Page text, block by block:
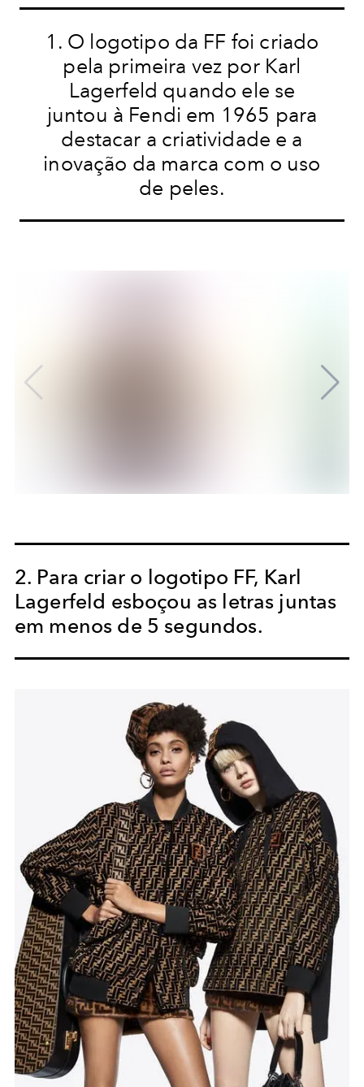
1. O logotipo da FF foi criado
pela primeira vez por Karl
Lagerfeld quando ele se
juntou à Fendi em 1965 para
destacar a criatividade e a
inovação da marca com o uso
de peles.
2. Para criar o logotipo FF, Karl
Lagerfeld esboçou as letras juntas
em menos de 5 segundos.